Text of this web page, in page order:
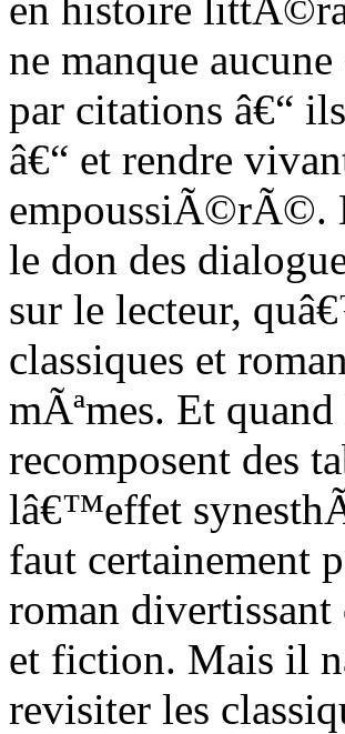
ne manque
par citations â€“
â€“ et rendre
empoussiÃ©rÃ©.
le don des
sur le lecteur,
classiques et
mÃªmes. Et
recomposent des
lâ€™effet
faut certainement
roman
et fiction. Mais il
revisiter les